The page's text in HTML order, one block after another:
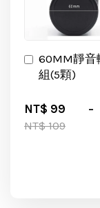
60MM靜音
組(5顆)
NT$ 99
NT$ 109
-